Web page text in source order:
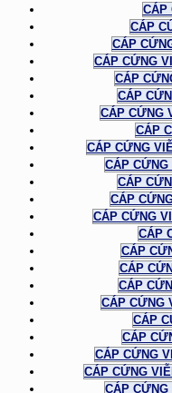
CÁP
CÁP
CÁP
CÁP CỨNG
CÁP
CÁP
CÁP CỨNG
CÁP
CÁP CỨNG
CÁP CỨNG
CÁP
CÁP
CÁP CỨNG
CÁP
CÁP
CÁP
CÁP
CÁP CỨNG
CÁP
CÁP
CÁP CỨNG
CÁP CỨNG
CÁP